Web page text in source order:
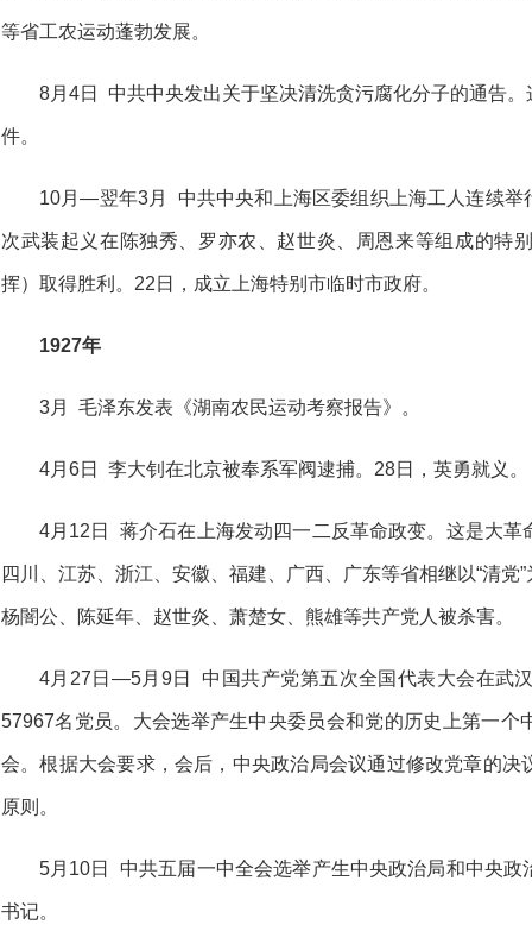
等省工农运动蓬勃发展。
8月4日 中共中央发出关于坚决清洗贪污腐化分子的通告
件。
10月—翌年3月 中共中央和上海区委组织上海工人连续举
次武装起义在陈独秀、罗亦农、赵世炎、周恩来等组成的特
挥）取得胜利。22日，成立上海特别市临时市政府。
1927年
3月 毛泽东发表《湖南农民运动考察报告》。
4月6日 李大钊在北京被奉系军阀逮捕。28日，英勇就义。
4月12日 蒋介石在上海发动四一二反革命政变。这是大
四川、江苏、浙江、安徽、福建、广西、广东等省相继以“清
杨闇公、陈延年、赵世炎、萧楚女、熊雄等共产党人被杀害。
4月27日—5月9日 中国共产党第五次全国代表大会在武
57967名党员。大会选举产生中央委员会和党的历史上第一
会。根据大会要求，会后，中央政治局会议通过修改党章的
原则。
5月10日 中共五届一中全会选举产生中央政治局和中央
书记。